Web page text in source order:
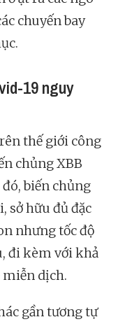
chuyến bay
19 nguy
thế giới công
chủng XBB
biến chủng
sở hữu đủ đặc
nhưng tốc độ
đi kèm với khả
dịch.
gần tương tự